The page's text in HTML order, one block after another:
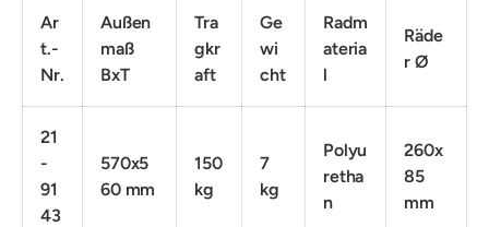
Ar
t.-
Nr.
Außen
maß
BxT
Tra
gkr
aft
Ge
wi
cht
Radm
ateria
l
Räde
r Ø
21
-
91
43
570x5
60 mm
150
kg
7
kg
Polyu
retha
n
260x
85
mm